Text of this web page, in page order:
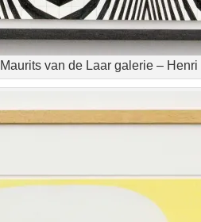
Maurits van de Laar galerie –